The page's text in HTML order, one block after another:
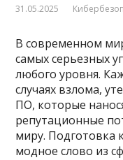
31.05.2025
В современном
самых серьезных
любого уровня.
случаях взлома,
ПО, которые
репутационные
миру. Подготовка
модное слово из